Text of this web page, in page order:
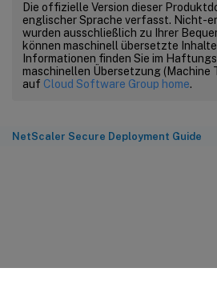
Die offizielle Version dieser
englischer Sprache verfasst. Nicht-
wurden ausschließlich zu Ihrer
können maschinell übersetzte
Informationen finden Sie im
maschinellen Übersetzung (Machine
auf Cloud Software Group home.
NetScaler Secure Deployment Guide